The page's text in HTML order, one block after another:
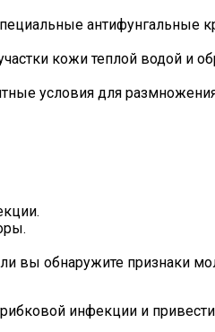
антифунгальные
кожи теплой водой и
условия для
вы обнаружите признаки
инфекции и